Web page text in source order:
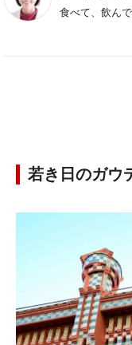
食べて、飲ん
若き日のガウ